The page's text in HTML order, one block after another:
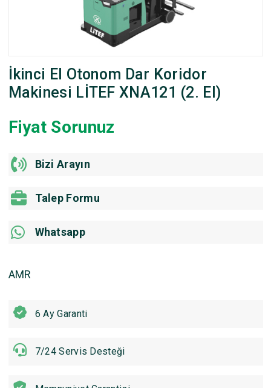
İkinci El Otonom Dar Koridor
Makinesi LİTEF XNA121 (2. El)
Fiyat Sorunuz
Bizi Arayın
Talep Formu
Whatsapp
AMR
6 Ay Garanti
7/24 Servis Desteği